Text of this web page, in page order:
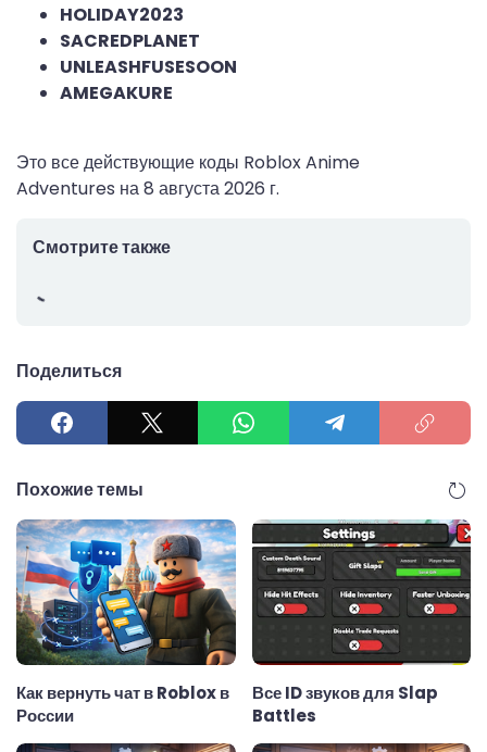
HOLIDAY2023
SACREDPLANET
UNLEASHFUSESOON
AMEGAKURE
Это все действующие коды Roblox Anime
Adventures на8 августа 2026 г.
Смотрите также
Поделиться
Похожие темы
Как вернуть чат в Roblox в
России
Все ID звуков для Slap
Battles